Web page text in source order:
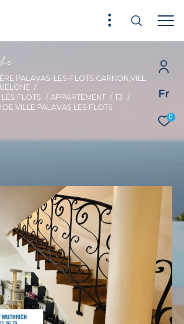
Fr
0
e PALAVAS-LES-FLOTS,CARNON,VILL
FLOTS APPARTEMENT
T3
DE VILLE PALAVAS LES FLOTS